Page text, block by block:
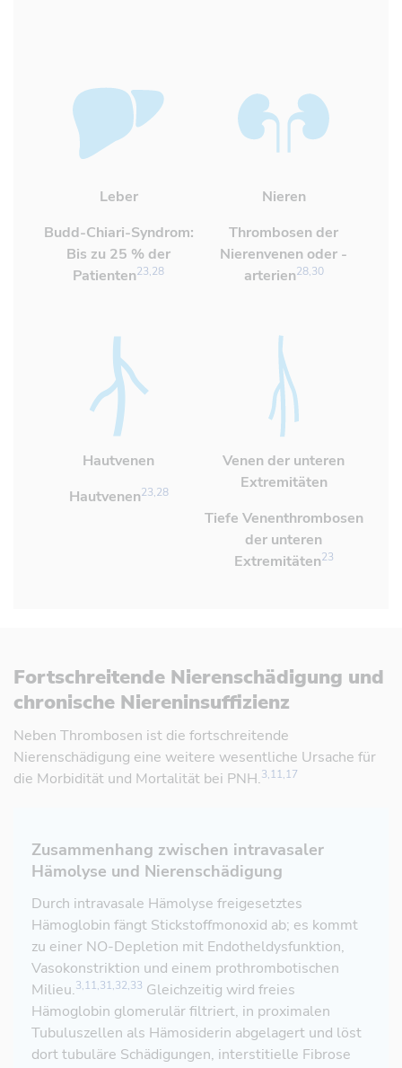
Leber
Budd-Chiari-Syndrom:
Bis zu 25 % der
Patienten23,28
Nieren
Thrombosen der
Nierenvenen oder -
arterien28,30
Hautvenen
Hautvenen
Referenz öffnen23,28
Venen der unteren
Extremitäten
Tiefe Venenthrombosen
der unteren
Extremitäten23
Fortschreitende Nierenschädigung und
chronische Niereninsuffizienz
Neben Thrombosen ist die fortschreitende
Nierenschädigung eine weitere wesentliche Ursache für
die Morbidität und Mortalität bei PNH.3,11,17
Zusammenhang zwischen intravasaler
Hämolyse und Nierenschädigung
Durch intravasale Hämolyse freigesetztes
Hämoglobin fängt Stickstoffmonoxid ab; es kommt
zu einer NO-Depletion mit Endotheldysfunktion,
Vasokonstriktion und einem prothrombotischen
Milieu.3,11,31,32,33 Gleichzeitig wird freies
Hämoglobin glomerulär filtriert, in proximalen
Tubuluszellen als Hämosiderin abgelagert und löst
dort tubuläre Schädigungen, interstitielle Fibrose